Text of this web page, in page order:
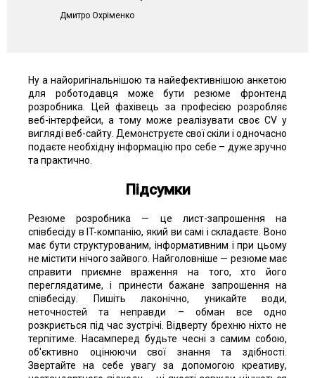
Дмитро Охріменко
Ну а найоригінальнішою та найефективнішою анкетою
для роботодавця може бути резюме фронтенд
розробника. Цей фахівець за професією розробляє
веб-інтерфейси, а тому може реалізувати своє CV у
вигляді веб-сайту. Демонструєте свої скіли і одночасно
подаєте необхідну інформацію про себе – дуже зручно
та практично.
Підсумки
Резюме розробника — це лист-запрошення на
співбесіду в IT-компанію, який ви самі і складаєте. Воно
має бути структурованим, інформативним і при цьому
не містити нічого зайвого. Найголовніше — резюме має
справити приємне враження на того, хто його
переглядатиме, і принести бажане запрошення на
співбесіду. Пишіть лаконічно, уникайте води,
неточностей та неправди – обман все одно
розкриється під час зустрічі. Відверту брехню ніхто не
терпітиме. Насамперед будьте чесні з самим собою,
об'єктивно оцінюючи свої знання та здібності.
Звертайте на себе увагу за допомогою креативу,